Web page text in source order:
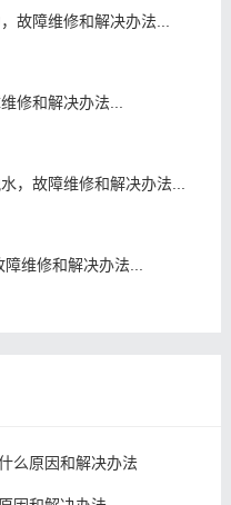
故障维修和解决办法...
修和解决办法...
，故障维修和解决办法...
维修和解决办法...
么原因和解决办法